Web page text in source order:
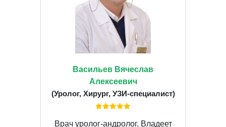
Васильев Вячеслав
Алексеевич
(Уролог, Хирург, УЗИ-специалист)
Врач уролог-андролог. Владеет